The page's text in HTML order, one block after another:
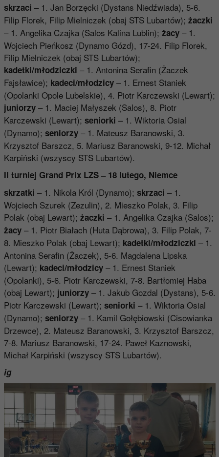
skrzaci – 1. Jan Borzęcki (Dystans Niedźwiada), 5-6.
Filip Florek, Filip Mielniczek (obaj STS Lubartów); żaczki
– 1. Angelika Czajka (Salos Kalina Lublin); żacy– 1.
Wojciech Pieńkosz (Dynamo Gózd), 17-24. Filip Florek,
Filip Mielniczek (obaj STS Lubartów);
kadetki/młodziczki – 1. Antonina Serafin (Żaczek
Fajsławice); kadeci/młodzicy– 1. Ernest Staniek
(Opolanki Opole Lubelskie), 4. Piotr Karczewski (Lewart);
juniorzy– 1. Maciej Małyszek (Salos), 8. Piotr
Karczewski (Lewart); seniorki – 1. Wiktoria Osial
(Dynamo); seniorzy– 1. Mateusz Baranowski, 3.
Krzysztof Barszcz, 5. Mariusz Baranowski, 9-12. Michał
Karpiński (wszyscy STS Lubartów).
II turniej Grand Prix LZS – 18 lutego, Niemce
skrzatki – 1. Nikola Król (Dynamo); skrzaci – 1.
Wojciech Szurek (Zezulin), 2. Mieszko Polak, 3. Filip
Polak (obaj Lewart); żaczki – 1. Angelika Czajka (Salos);
żacy– 1. Piotr Białach (Huta Dąbrowa), 3. Filip Polak, 7-
8. Mieszko Polak (obaj Lewart); kadetki/młodziczki – 1.
Antonina Serafin (Żaczek), 5-6. Magdalena Lipska
(Lewart); kadeci/młodzicy– 1. Ernest Staniek
(Opolanki), 5-6. Piotr Karczewski, 7-8. Bartłomiej Haba
(obaj Lewart); juniorzy– 1. Jakub Gozdal (Dystans), 5-6.
Piotr Karczewski (Lewart); seniorki – 1. Wiktoria Osial
(Dynamo); seniorzy– 1. Kamil Gołębiowski (Cisowianka
Drzewce), 2. Mateusz Baranowski, 3. Krzysztof Barszcz,
7-8. Mariusz Baranowski, 17-24. Paweł Kaznowski,
Michał Karpiński (wszyscy STS Lubartów).
ig